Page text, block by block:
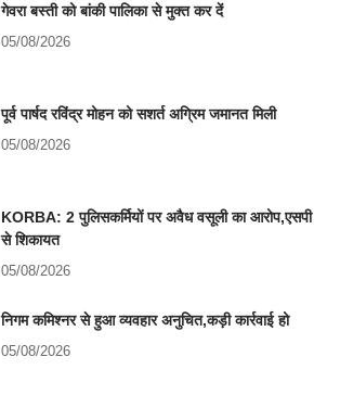
गेवरा बस्ती को बांकी पालिका से मुक्त कर दें
05/08/2026
पूर्व पार्षद रविंद्र मोहन को सशर्त अग्रिम जमानत मिली
05/08/2026
KORBA: 2 पुलिसकर्मियों पर अवैध वसूली का आरोप,एसपी
से शिकायत
05/08/2026
निगम कमिश्नर से हुआ व्यवहार अनुचित,कड़ी कार्रवाई हो
05/08/2026